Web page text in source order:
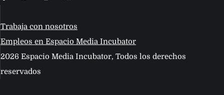
Trabaja con nosotros
Empleos en Espacio Media Incubator
2026 Espacio Media Incubator, Todos los derechos
reservados